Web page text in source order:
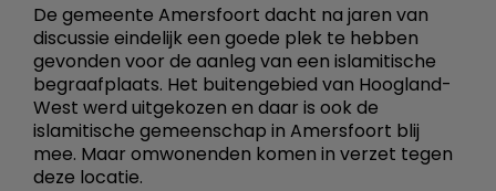
De gemeente Amersfoort dacht na jaren van
discussie eindelijk een goede plek te hebben
gevonden voor de aanleg van een islamitische
begraafplaats. Het buitengebied van Hoogland-
West werd uitgekozen en daar is ook de
islamitische gemeenschap in Amersfoort blij
mee. Maar omwonenden komen in verzet tegen
deze locatie.